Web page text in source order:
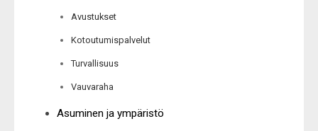
Avustukset
Kotoutumispalvelut
Turvallisuus
Vauvaraha
Asuminen ja ympäristö